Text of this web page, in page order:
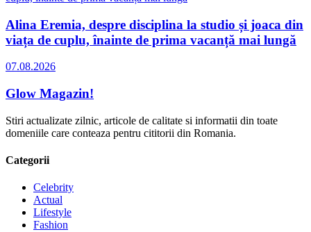
Alina Eremia, despre disciplina la studio și joaca din
viața de cuplu, înainte de prima vacanță mai lungă
07.08.2026
Glow Magazin!
Stiri actualizate zilnic, articole de calitate si informatii din toate
domeniile care conteaza pentru cititorii din Romania.
Categorii
Celebrity
Actual
Lifestyle
Fashion